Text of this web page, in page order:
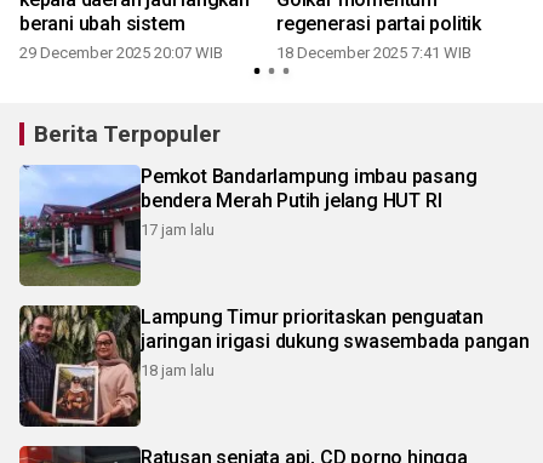
berani ubah sistem
29 December 2025 20:07 WIB
regenerasi partai politik
18 December 2025 7:41 WIB
Berita Terpopuler
Pemkot Bandarlampung imbau pasang
bendera Merah Putih jelang HUT RI
17 jam lalu
Lampung Timur prioritaskan penguatan
jaringan irigasi dukung swasembada pangan
18 jam lalu
Ratusan senjata api, CD porno hingga